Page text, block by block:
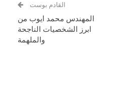
القادم بوست
المهندس محمد ايوب من
ابرز الشخصيات الناجحة
والملهمة